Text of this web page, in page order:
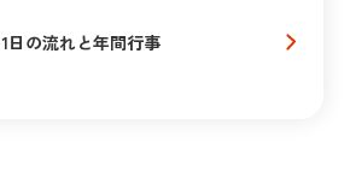
1日の流れと年間行事